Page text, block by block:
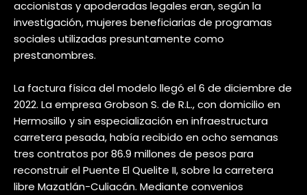
accionistas y apoderadas legales eran, según la
investigación, mujeres beneficiarias de programas
sociales utilizadas presuntamente como
prestanombres.
La factura física del modelo llegó el 6 de diciembre de
2022. La empresa Grobson S. de R.L., con domicilio en
Hermosillo y sin especialización en infraestructura
carretera pesada, había recibido en ocho semanas
tres contratos por 86.9 millones de pesos para
reconstruir el Puente El Quelite II, sobre la carretera
libre Mazatlán-Culiacán. Mediante convenios